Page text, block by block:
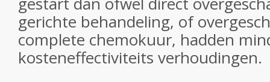
gerichte behandeling, of
complete chemokuur, hadden
kosteneffectiviteits verhoudingen.